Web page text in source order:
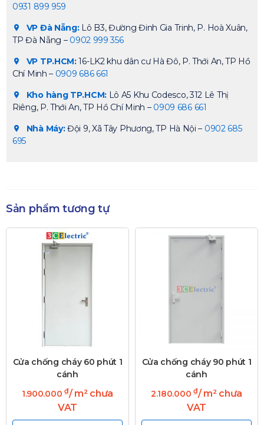
0931 899 959
VP Đà Nẵng:Lô B3, Đường Đinh Gia Trinh, P. Hoà Xuân,
TP Đà Nẵng – 0902 999 356
VP TP.HCM:16-LK2 khu dân cư Hà Đô, P. Thới An, TP Hồ
Chí Minh – 0909 686 661
Kho hàng TP.HCM:Lô A5 Khu Codesco, 312 Lê Thị
Riêng, P. Thới An, TP Hồ Chí Minh – 0909 686 661
Nhà Máy:Đội 9, Xã Tây Phương, TP Hà Nội – 0902 685
695
Sản phẩm tương tự
Cửa chống cháy 60 phút 1
cánh
1.900.000 ₫/ m² chưa
VAT
Cửa chống cháy 90 phút 1
cánh
2.180.000 ₫/ m² chưa
VAT